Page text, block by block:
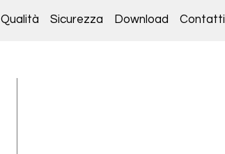
Qualità Sicurezza Download Contatti